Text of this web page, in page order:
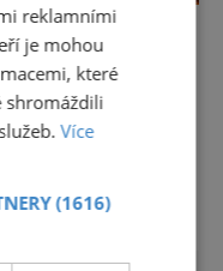
–
atmosféře?
mají adventní
těm
nejbližší
–
do 24. 12. 2025.
reklamními
je mohou
které
shromáždili
Více
(1616)